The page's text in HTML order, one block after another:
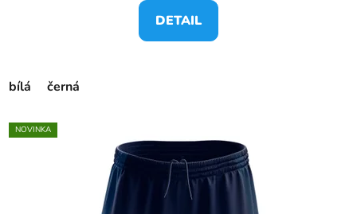
DETAIL
bílá černá
NOVINKA